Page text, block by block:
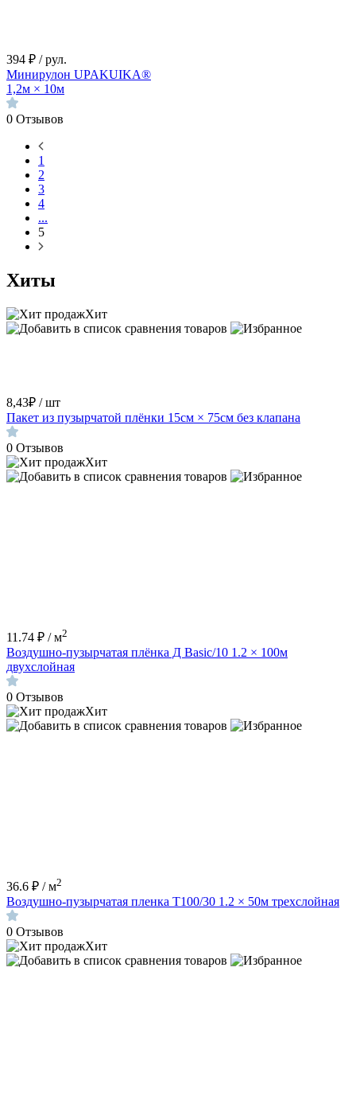
394 ₽ / рул.
Минирулон UPAKUIKA®
1,2м × 10м
0 Отзывов
1
2
3
4
...
5
Хиты
Хит
8,43₽ / шт
Пакет из пузырчатой плёнки 15см × 75см без клапана
0 Отзывов
Хит
11.74 ₽ / м2
Воздушно-пузырчатая плёнка Д Basic/10 1.2 × 100м
двухслойная
0 Отзывов
Хит
36.6 ₽ / м2
Воздушно-пузырчатая пленка Т100/30 1.2 × 50м трехслойная
0 Отзывов
Хит